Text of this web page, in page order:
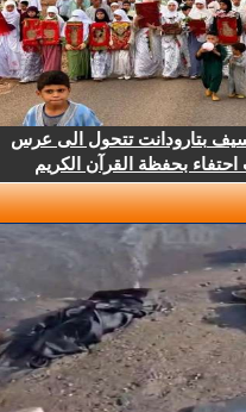
بتارودانت تتحول الى عرس
بحفظة القرآن الكريم